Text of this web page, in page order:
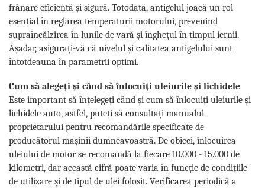
frânare eficientă și sigură. Totodată, antigelul joacă un rol
esențial în reglarea temperaturii motorului, prevenind
supraîncălzirea în lunile de vară și înghețul în timpul iernii.
Așadar, asigurați-vă că nivelul și calitatea antigelului sunt
întotdeauna în parametrii optimi.
Cum să alegeți și când să înlocuiți uleiurile și lichidele
Este important să înțelegeți când și cum să înlocuiți uleiurile și
lichidele auto, astfel, puteți să consultați manualul
proprietarului pentru recomandările specificate de
producătorul mașinii dumneavoastră. De obicei, înlocuirea
uleiului de motor se recomandă la fiecare 10.000 - 15.000 de
kilometri, dar această cifră poate varia în funcție de condițiile
de utilizare și de tipul de ulei folosit. Verificarea periodică a